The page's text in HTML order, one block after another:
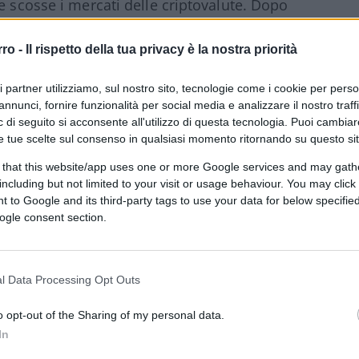
- Il rispetto della tua privacy è la nostra priorità
partner utilizziamo, sul nostro sito, tecnologie come i cookie per
fornire funzionalità per social media e analizzare il nostro
di seguito si acconsente all'utilizzo di questa tecnologia. Puoi
tue scelte sul consenso in qualsiasi momento ritornando su questo
that this website/app uses one or more Google services and may
but not limited to your visit or usage behaviour. You may
to Google and its third-party tags to use your data for below
consent section.
Data Processing Opt Outs
opt-out of the Sharing of my personal data.
i mercati delle criptovalute. Dopo
il 21 settembre, la proposta ha ottenuto
il 40% ha votato contro, e poco
gli aggiornamenti.
proteggere la comunità e gli investitori
raggiungere una re-peg a 1 dollaro.
andrebbe “